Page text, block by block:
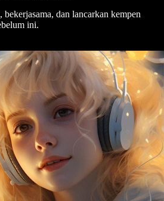
bekerjasama, dan lancarkan kempen
ini.